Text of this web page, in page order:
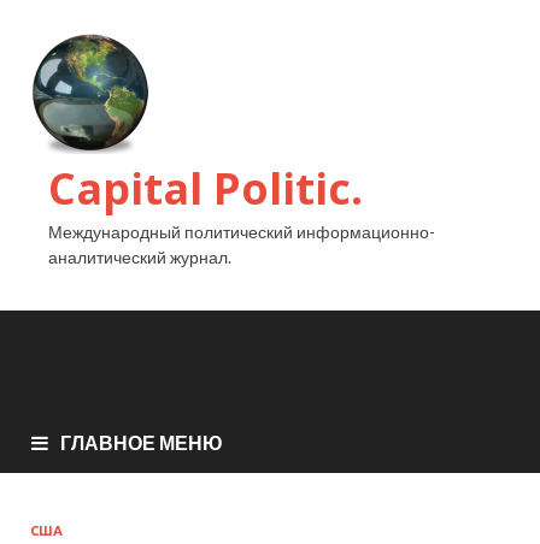
Capital Politic.
Международный политический информационно-
аналитический журнал.
ГЛАВНОЕ МЕНЮ
США